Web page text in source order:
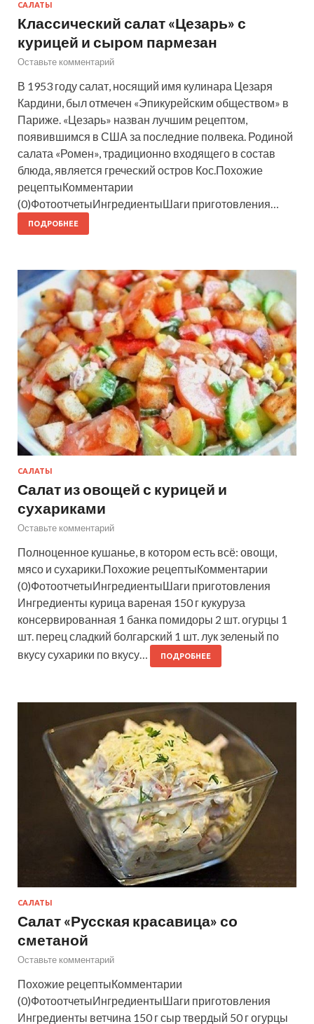
САЛАТЫ
Классический салат «Цезарь» с
курицей и сыром пармезан
Оставьте комментарий
В 1953 году салат, носящий имя кулинара Цезаря
Кардини, был отмечен «Эпикурейским обществом» в
Париже. «Цезарь» назван лучшим рецептом,
появившимся в США за последние полвека. Родиной
салата «Ромен», традиционно входящего в состав
блюда, является греческий остров Кос.Похожие
рецептыКомментарии
(0)ФотоотчетыИнгредиентыШаги приготовления…
ПОДРОБНЕЕ
САЛАТЫ
Салат из овощей с курицей и
сухариками
Оставьте комментарий
Полноценное кушанье, в котором есть всё: овощи,
мясо и сухарики.Похожие рецептыКомментарии
(0)ФотоотчетыИнгредиентыШаги приготовления
Ингредиенты курица вареная 150 г кукуруза
консервированная 1 банка помидоры 2 шт. огурцы 1
шт. перец сладкий болгарский 1 шт. лук зеленый по
вкусу сухарики по вкусу…
ПОДРОБНЕЕ
САЛАТЫ
Салат «Русская красавица» со
сметаной
Оставьте комментарий
Похожие рецептыКомментарии
(0)ФотоотчетыИнгредиентыШаги приготовления
Ингредиенты ветчина 150 г сыр твердый 50 г огурцы